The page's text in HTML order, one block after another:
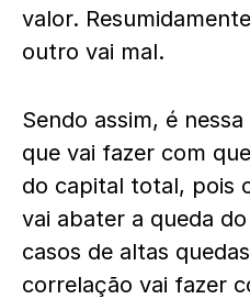
valor.
outro vai mal.
Sendo assim, é
que vai fazer com
do capital total, pois
vai abater a queda
casos de altas
correlação vai fazer